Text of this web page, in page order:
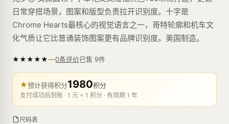
日常穿搭场景，图案和版型负责拉开识别度。十字是
Chrome Hearts最核心的视觉语言之一，哥特轮廓和机车文
化气质让它比普通装饰图案更有品牌识别度。美国制造。
★★★★★—0条评价已售 9件
★预计获得积分1980积分
支付成功后到账 · 1 元 = 1 积分 · 有效期 1 年
尺码表